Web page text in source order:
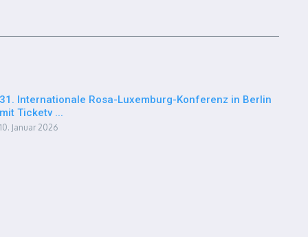
31. Internationale Rosa-Luxemburg-Konferenz in Berlin
mit Ticketv ...
10. Januar 2026